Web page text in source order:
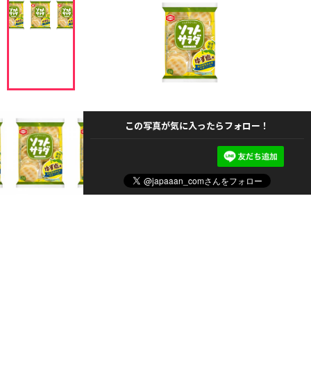
この写真が気に入ったらフォロー！